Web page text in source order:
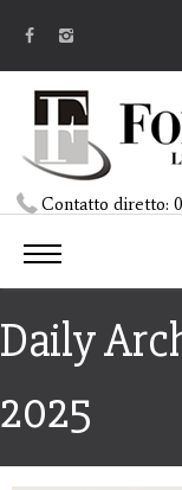
Contatto diretto:
Daily
2025